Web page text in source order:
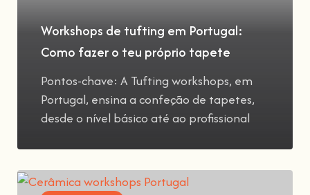
Workshops de tufting em Portugal:
Como fazer o teu próprio tapete
Pontos-chave: A Tufting workshops, em
Portugal, ensina a confeção de tapetes,
desde o nível básico até ao profissional